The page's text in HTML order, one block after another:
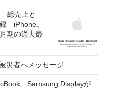
総売上と
iPhone、
期の過去最
災者へメッセージ
、Samsung Displayが